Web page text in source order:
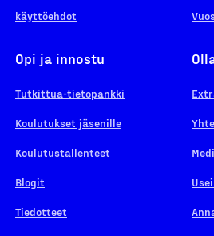
käyttöehdot
Opi ja innostu
Tutkittua-tietopankki
Koulutukset jäsenille
Koulutustallenteet
Blogit
Tiedotteet